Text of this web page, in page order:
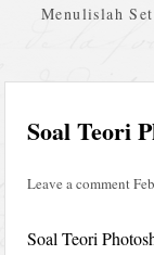
Menulislah
Soal Teori
Leave a comment
Soal Teori